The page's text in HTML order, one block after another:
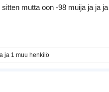
olet tullut oikeaan paikkaan
mutta oon -98 muija ja ja
ja 1 muu henkilö